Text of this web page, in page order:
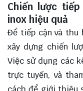
Chiến lược
inox hiệu quả
Để tiếp cận và thu
xây dựng chiến
Việc sử dụng các
trực tuyến, và